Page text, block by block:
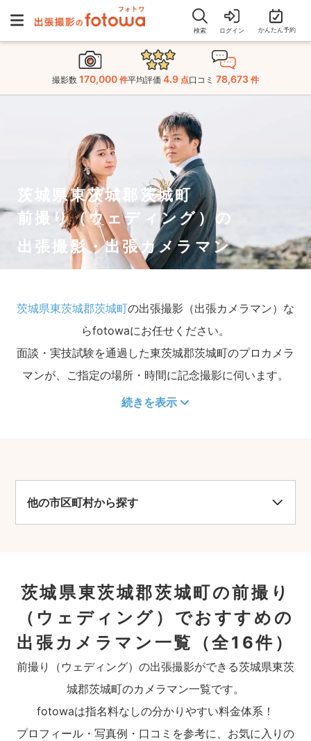
検索 ログイン かんたん予約
撮影数 170,000 件平均評価 4.9 点口コミ 78,673 件
茨城県東茨城郡茨城町
前撮り（ウェディング）の
出張撮影・出張カメラマン
茨城県東茨城郡茨城町の出張撮影（出張カメラマン）な
らfotowaにお任せください。
面談・実技試験を通過した東茨城郡茨城町のプロカメラ
マンが、ご指定の場所・時間に記念撮影に伺います。
続きを表示
他の市区町村から探す
茨城県東茨城郡茨城町の前撮り
（ウェディング）でおすすめの
出張カメラマン一覧
（全16件）
前撮り（ウェディング）の出張撮影ができる茨城県東茨
城郡茨城町のカメラマン一覧です。
fotowaは指名料なしの分かりやすい料金体系！
プロフィール・写真例・口コミを参考に、お気に入りの